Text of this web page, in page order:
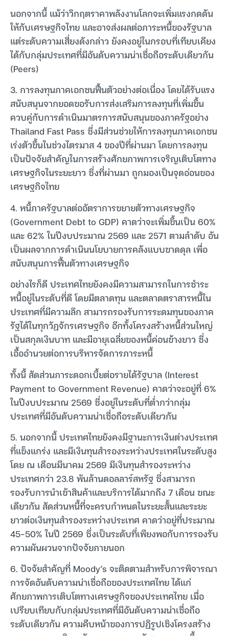
นอกจากนี้ แม้ว่าวิกฤตราคาพลังงานโลกจะเพิ่มแรงกดดัน
ให้กับเศรษฐกิจไทย และอาจส่งผลต่อภาระหนี้ของรัฐบาล
แต่ระดับความเสี่ยงดังกล่าว ยังคงอยู่ในกรอบที่เทียบเคียง
ได้กับกลุ่มประเทศที่มีอันดับความน่าเชื่อถือระดับเดียวกัน
(Peers)
3. การลงทุนภาคเอกชนฟื้นตัวอย่างต่อเนื่อง โดยได้รับแรง
สนับสนุนจากยอดขอรับการส่งเสริมการลงทุนที่เพิ่มขึ้น
ควบคู่กับการดำเนินมาตรการสนับสนุนของภาครัฐอย่าง
Thailand Fast Pass ซึ่งมีส่วนช่วยให้การลงทุนภาคเอกชน
เร่งตัวขึ้นในช่วงไตรมาส 4 ของปีที่ผ่านมา โดยการลงทุน
เป็นปัจจัยสำคัญในการสร้างศักยภาพการเจริญเติบโตทาง
เศรษฐกิจในระยะยาว ซึ่งที่ผ่านมา ถูกมองเป็นจุดอ่อนของ
เศรษฐกิจไทย
4. หนี้ภาครัฐบาลต่ออัตราการขยายตัวทางเศรษฐกิจ
(Government Debt to GDP) คาดว่าจะเพิ่มขึ้นเป็น 60%
และ 62% ในปีงบประมาณ 2569 และ 2571 ตามลำดับ อัน
เป็นผลจากการดำเนินนโยบายการคลังแบบขาดดุล เพื่อ
สนับสนุนการฟื้นตัวทางเศรษฐกิจ
อย่างไรก็ดี ประเทศไทยยังคงมีความสามารถในการชำระ
หนี้อยู่ในระดับที่ดี โดยมีตลาดทุน และตลาดตราสารหนี้ใน
ประเทศที่มีความลึก สามารถรองรับการระดมทุนของภาค
รัฐได้ในทุกวัฏจักรเศรษฐกิจ อีกทั้งโครงสร้างหนี้ส่วนใหญ่
เป็นสกุลเงินบาท และมีอายุเฉลี่ยของหนี้ค่อนข้างยาว ซึ่ง
เอื้ออำนวยต่อการบริหารจัดการภาระหนี้
ทั้งนี้ สัดส่วนภาระดอกเบี้ยต่อรายได้รัฐบาล (Interest
Payment to Government Revenue) คาดว่าจะอยู่ที่ 6%
ในปีงบประมาณ 2569 ซึ่งอยู่ในระดับที่ต่ำกว่ากลุ่ม
ประเทศที่มีอันดับความน่าเชื่อถือระดับเดียวกัน
5. นอกจากนี้ ประเทศไทยยังคงมีฐานะการเงินต่างประเทศ
ที่แข็งแกร่ง และมีเงินทุนสำรองระหว่างประเทศในระดับสูง
โดย ณ เดือนมีนาคม 2569 มีเงินทุนสำรองระหว่าง
ประเทศกว่า 23.8 พันล้านดอลลาร์สหรัฐ ซึ่งสามารถ
รองรับการนำเข้าสินค้าและบริการได้มากถึง 7 เดือน ขณะ
เดียวกัน สัดส่วนหนี้ที่จะครบกำหนดในระยะสั้นและระยะ
ยาวต่อเงินทุนสำรองระหว่างประเทศ คาดว่าอยู่ที่ประมาณ
45-50% ในปี 2569 ซึ่งเป็นระดับที่เพียงพอกับการรองรับ
ความผันผวนจากปัจจัยภายนอก
6. ปัจจัยสำคัญที่ Moody’s จะติดตามสำหรับการพิจารณา
การจัดอันดับความน่าเชื่อถือของประเทศไทย ได้แก่
ศักยภาพการเติบโตทางเศรษฐกิจของประเทศไทย เมื่อ
เปรียบเทียบกับกลุ่มประเทศที่มีอันดับความน่าเชื่อถือ
ระดับเดียวกัน ความคืบหน้าของการปฏิรูปเชิงโครงสร้าง